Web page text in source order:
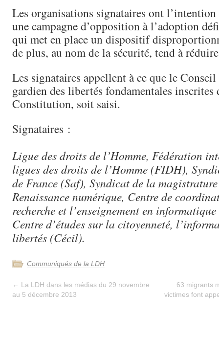
Les organisations signataires ont
une campagne d’opposition à l’adoption
qui met en place un dispositif
de plus, au nom de la sécurité, tend à
Les signataires appellent à ce que le
gardien des libertés fondamentales inscrites
Constitution, soit saisi.
Signataires :
Ligue des droits de l’Homme, Fédération
ligues des droits de l’Homme (FIDH),
de France (Saf), Syndicat de la
Renaissance numérique, Centre de
recherche et l’enseignement en
Centre d’études sur la citoyenneté,
libertés (Cécil).
Communiqués de la LDH
← La LDH dans les médias du 29 novembre
au 5 décembre 2013
63 migrants
victimes font